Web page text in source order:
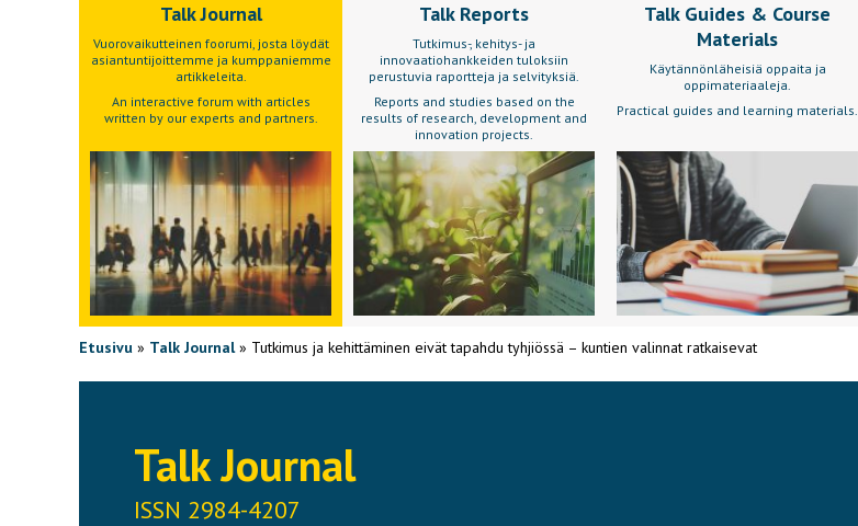
Talk Journal
Vuorovaikutteinen foorumi, josta löydät
asiantuntijoittemme ja kumppaniemme
artikkeleita.
An interactive forum with articles
written by our experts and partners.
Talk Reports
Tutkimus-, kehitys- ja
innovaatiohankkeiden tuloksiin
perustuvia raportteja ja selvityksiä.
Reports and studies based on the
results of research, development and
innovation projects.
Talk Guides & Course
Materials
Käytännönläheisiä oppaita ja
oppimateriaaleja.
Practical guides and learning materials.
Etusivu » Talk Journal» Tutkimus ja kehittäminen eivät tapahdu tyhjiössä – kuntien valinnat ratkaisevat
Talk Journal
ISSN 2984-4207